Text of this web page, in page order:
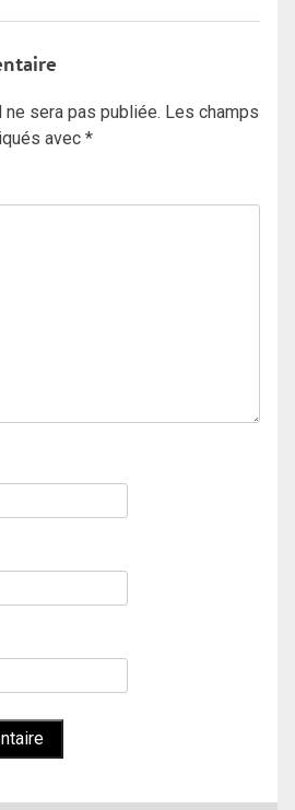
sera pas publiée. Les champs
avec *